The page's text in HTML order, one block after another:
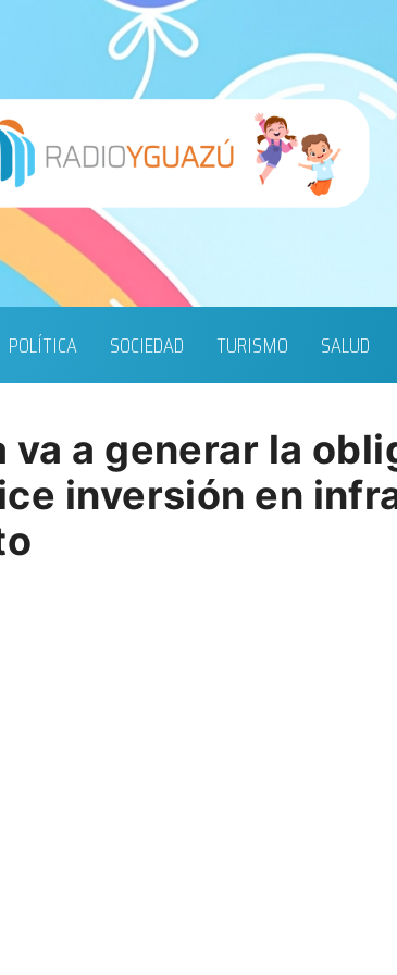
POLÍTICA SOCIEDAD TURISMO SALUD
a generar la
inversión en